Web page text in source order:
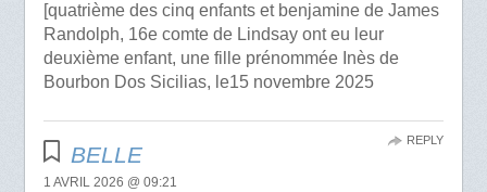
[quatrième des cinq enfants et benjamine de James
Randolph, 16e comte de Lindsay ont eu leur
deuxième enfant, une fille prénommée Inès de
Bourbon Dos Sicilias, le15 novembre 2025
BELLE
1 AVRIL 2026 @ 09:21
REPLY